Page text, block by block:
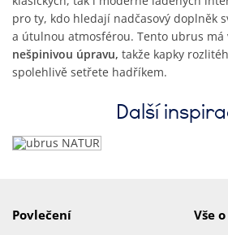
pro ty, kdo hledají nadčasový doplněk
a útulnou atmosférou. Tento ubrus má
nešpinivou úpravu, takže kapky
spolehlivě setřete hadříkem.
Další
Povlečení Vše